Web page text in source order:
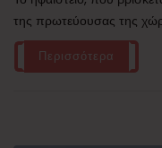
της πρωτεύουσας της
Περισσότερα